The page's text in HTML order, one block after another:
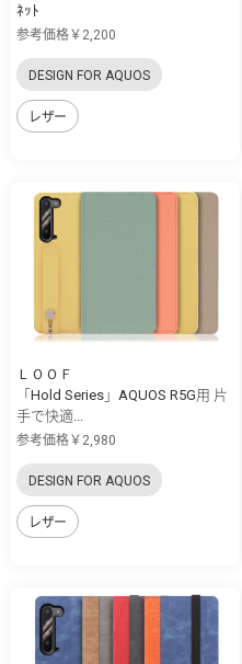
ﾈｯﾄ
参考価格￥2,200
DESIGN FOR AQUOS
レザー
ＬＯＯＦ
「Hold Series」AQUOS R5G用 片
手で快適...
参考価格￥2,980
DESIGN FOR AQUOS
レザー